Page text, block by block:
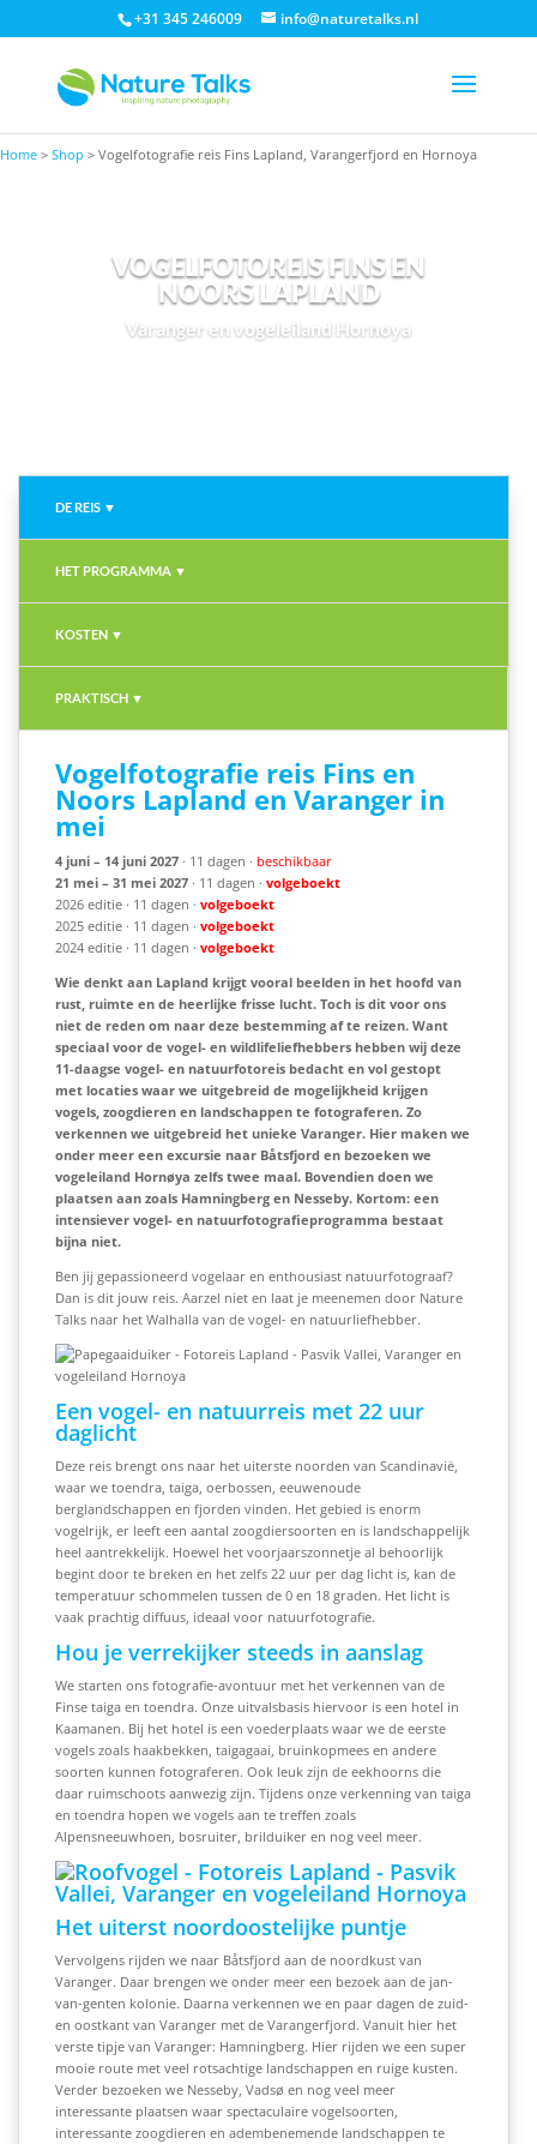
+31 345 246009 info@naturetalks.nl
Home > Shop > Vogelfotografie reis Fins Lapland, Varangerfjord en Hornoya
VOGELFOTOREIS FINS EN
NOORS LAPLAND
Varanger en vogeleiland Hornoya
DE REIS ▼
HET PROGRAMMA ▼
KOSTEN ▼
PRAKTISCH ▼
Vogelfotografie reis Fins en
Noors Lapland en Varanger in
mei
4 juni – 14 juni 2027 · 11 dagen · beschikbaar
21 mei – 31 mei 2027 · 11 dagen · volgeboekt
2026 editie · 11 dagen · volgeboekt
2025 editie · 11 dagen · volgeboekt
2024 editie · 11 dagen · volgeboekt
Wie denkt aan Lapland krijgt vooral beelden in het hoofd van
rust, ruimte en de heerlijke frisse lucht. Toch is dit voor ons
niet de reden om naar deze bestemming af te reizen. Want
speciaal voor de vogel- en wildlifeliefhebbers hebben wij deze
11-daagse vogel- en natuurfotoreis bedacht en vol gestopt
met locaties waar we uitgebreid de mogelijkheid krijgen
vogels, zoogdieren en landschappen te fotograferen. Zo
verkennen we uitgebreid het unieke Varanger. Hier maken we
onder meer een excursie naar Båtsfjord en bezoeken we
vogeleiland Hornøya zelfs twee maal. Bovendien doen we
plaatsen aan zoals Hamningberg en Nesseby. Kortom: een
intensiever vogel- en natuurfotografieprogramma bestaat
bijna niet.
Ben jij gepassioneerd vogelaar en enthousiast natuurfotograaf?
Dan is dit jouw reis. Aarzel niet en laat je meenemen door Nature
Talks naar het Walhalla van de vogel- en natuurliefhebber.
Een vogel- en natuurreis met 22 uur
daglicht
Deze reis brengt ons naar het uiterste noorden van Scandinavië,
waar we toendra, taiga, oerbossen, eeuwenoude
berglandschappen en fjorden vinden. Het gebied is enorm
vogelrijk, er leeft een aantal zoogdiersoorten en is landschappelijk
heel aantrekkelijk. Hoewel het voorjaarszonnetje al behoorlijk
begint door te breken en het zelfs 22 uur per dag licht is, kan de
temperatuur schommelen tussen de 0 en 18 graden. Het licht is
vaak prachtig diffuus, ideaal voor natuurfotografie.
Hou je verrekijker steeds in aanslag
We starten ons fotografie-avontuur met het verkennen van de
Finse taiga en toendra. Onze uitvalsbasis hiervoor is een hotel in
Kaamanen. Bij het hotel is een voederplaats waar we de eerste
vogels zoals haakbekken, taigagaai, bruinkopmees en andere
soorten kunnen fotograferen. Ook leuk zijn de eekhoorns die
daar ruimschoots aanwezig zijn. Tijdens onze verkenning van taiga
en toendra hopen we vogels aan te treffen zoals
Alpensneeuwhoen, bosruiter, brilduiker en nog veel meer.
Het uiterst noordoostelijke puntje
Vervolgens rijden we naar Båtsfjord aan de noordkust van
Varanger. Daar brengen we onder meer een bezoek aan de jan-
van-genten kolonie. Daarna verkennen we en paar dagen de zuid-
en oostkant van Varanger met de Varangerfjord. Vanuit hier het
verste tipje van Varanger: Hamningberg. Hier rijden we een super
mooie route met veel rotsachtige landschappen en ruige kusten.
Verder bezoeken we Nesseby, Vadsø en nog veel meer
interessante plaatsen waar spectaculaire vogelsoorten,
interessante zoogdieren en adembenemende landschappen te